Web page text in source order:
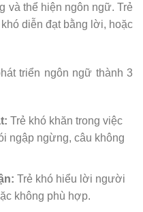
và thể hiện ngôn ngữ. Trẻ
diễn đạt bằng lời, hoặc
triển ngôn ngữ thành 3
Trẻ khó khăn trong việc
ngập ngừng, câu không
Trẻ khó hiểu lời người
không phù hợp.